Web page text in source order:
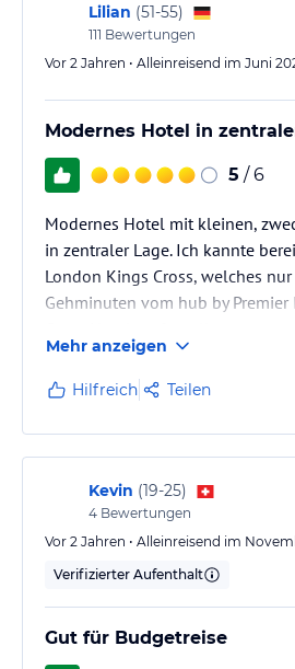
Lilian (51-55)
111 Bewertungen
Vor 2 Jahren • Alleinreisend im Juni
Modernes Hotel in
5 / 6
Modernes Hotel mit kleinen,
in zentraler Lage. Ich kannte
London Kings Cross, welches
Gehminuten vom hub by
Mehr anzeigen
Hilfreich Teilen
Kevin (19-25)
4 Bewertungen
Vor 2 Jahren • Alleinreisend im
Verifizierter Aufenthalt
Gut für Budgetreise